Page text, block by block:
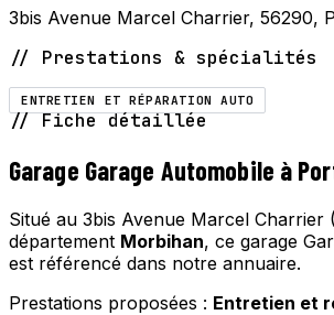
3bis Avenue Marcel Charrier, 56290,
// Prestations & spécialités
ENTRETIEN ET RÉPARATION AUTO
// Fiche détaillée
Garage Garage Automobile à
Situé au 3bis Avenue Marcel Charrier
département Morbihan, ce garage
est référencé dans notre annuaire.
Prestations proposées : Entretien et